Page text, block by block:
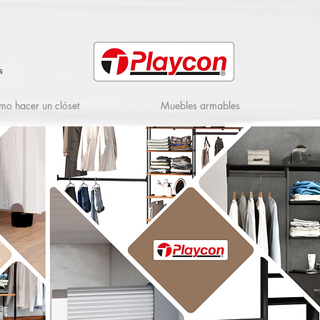
hacer un clóset Muebles armables